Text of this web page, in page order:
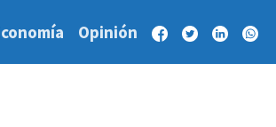
Opinión